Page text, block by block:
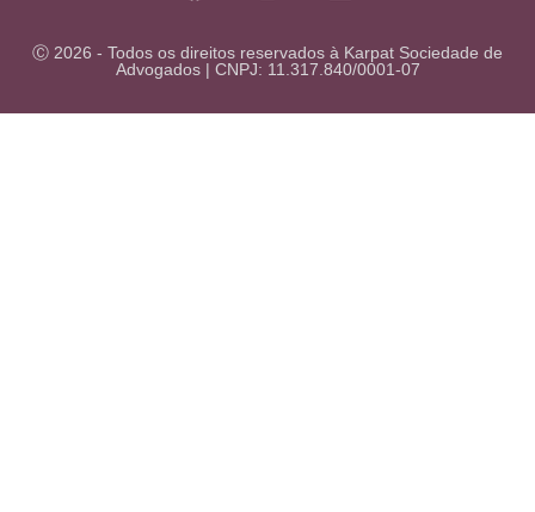
Ⓒ 2026 - Todos os direitos reservados à Karpat Sociedade de
Advogados | CNPJ: 11.317.840/0001-07